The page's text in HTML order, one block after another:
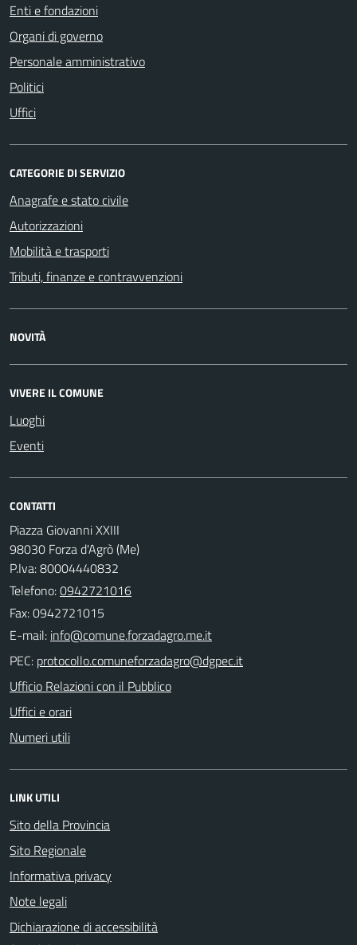
Enti e fondazioni
Organi di governo
Personale amministrativo
Politici
Uffici
CATEGORIE DI SERVIZIO
Anagrafe e stato civile
Autorizzazioni
Mobilità e trasporti
Tributi, finanze e contravvenzioni
NOVITÀ
VIVERE IL COMUNE
Luoghi
Eventi
CONTATTI
Piazza Giovanni XXIII
98030 Forza d'Agrò (Me)
P.Iva: 80004440832
Telefono:0942721016
Fax: 0942721015
E-mail:
PEC:
Ufficio Relazioni con il Pubblico
Uffici e orari
Numeri utili
LINK UTILI
Sito della Provincia
Sito Regionale
Informativa privacy
Note legali
Dichiarazione di accessibilità